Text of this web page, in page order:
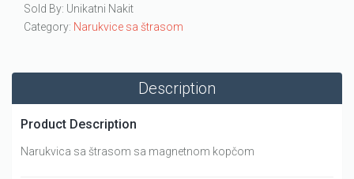
Sold By: Unikatni Nakit
Category: Narukvice sa štrasom
Description
Product Description
Narukvica sa štrasom sa magnetnom kopčom